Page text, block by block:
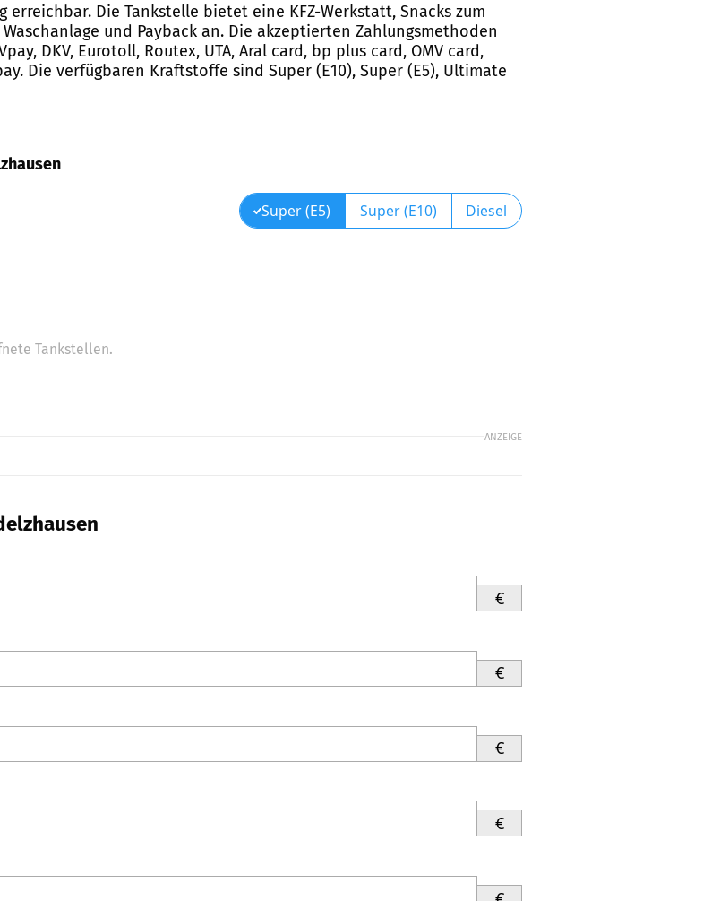
Die Tankstelle bietet eine KFZ-Werkstatt, Snacks zum
und Payback an. Die akzeptierten Zahlungsmethoden
DKV, Eurotoll, Routex, UTA, Aral card, bp plus card, OMV card,
Die verfügbaren Kraftstoffe sind Super (E10), Super (E5), Ultimate
Super (E5) Super (E10) Diesel
Tankstellen.
ANZEIGE
€
€
€
€